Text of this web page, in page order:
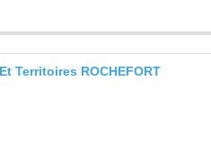
Territoires ROCHEFORT